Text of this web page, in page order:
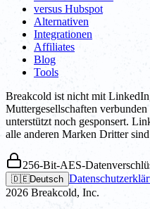
versus Hubspot
Alternativen
Integrationen
Affiliates
Blog
Tools
Breakcold ist nicht mit
Muttergesellschaften
unterstützt noch gesponsert.
alle anderen Marken Dritter
256-Bit-AES-
🇩🇪Deutsch
2026 Breakcold, Inc.